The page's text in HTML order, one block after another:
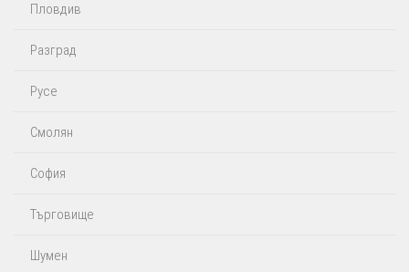
Пловдив
Разград
Русе
Смолян
София
Търговище
Шумен